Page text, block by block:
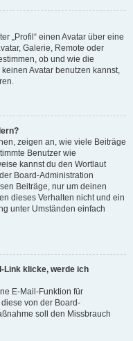
„Profil“ einen Avatar über eine
Galerie, Remote oder
ob und wie die
Avatar benutzen kannst,
zeigen an, wie viele Beiträge
Benutzer wie
kannst du den Wortlaut
Board-Administration
Beiträge, nur um deinen
dieses Verhalten nicht und ein
unter Umständen einfach
Link klicke, werde ich
E-Mail-Funktion für
von der Board-
soll den Missbrauch